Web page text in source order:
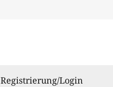
Registrierung/Login